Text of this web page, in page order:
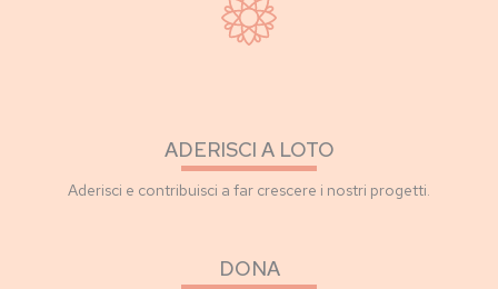
ADERISCI A LOTO
Aderisci e contribuisci a far crescere i nostri progetti.
DONA